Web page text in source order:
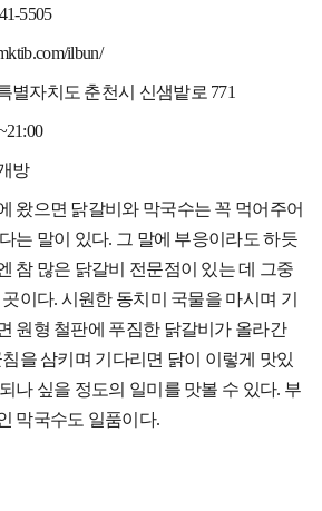
5505
ilbun/
별자치도 춘천시 신샘밭로 771
방
왔으면 닭갈비와 막국수는 꼭 먹어주어
는 말이 있다. 그 말에 부응이라도 하듯
참 많은 닭갈비 전문점이 있는 데 그중
이다. 시원한 동치미 국물을 마시며 기
원형 철판에 푸짐한 닭갈비가 올라간
침을 삼키며 기다리면 닭이 이렇게 맛있
나 싶을 정도의 일미를 맛볼 수 있다. 부
막국수도 일품이다.